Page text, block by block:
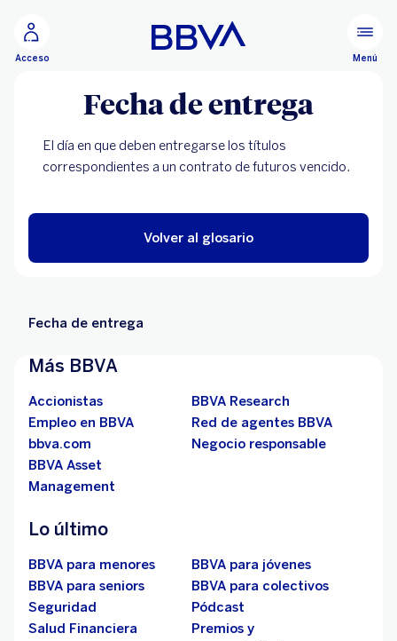
Acceso Menú
Fecha de entrega
El día en que deben entregarse los títulos
correspondientes a un contrato de futuros vencido.
Volver al glosario
Fecha de entrega
Más BBVA
Accionistas
BBVA Research
Empleo en BBVA
Red de agentes BBVA
bbva.com
Negocio responsable
BBVA Asset
Management
Lo último
BBVA para menores
BBVA para jóvenes
BBVA para seniors
BBVA para colectivos
Seguridad
Pódcast
Salud Financiera
Premios y